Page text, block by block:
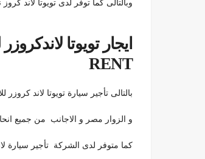
وبالتالى كما توفر لدى تويوتا لاند
RENT
بالتالى تأجير سيارة تويوتا لاند
و الزوار مصر و الاجانب من جميع
كما متوفر لدى الشركة تأجير سيارة